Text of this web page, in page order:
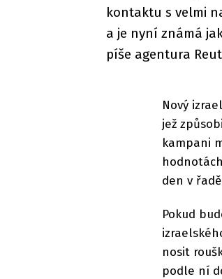
kontaktu s velmi
a je nyní známá
píše agentura
Nový
jež
kampani
den v
Pokud
nosit
podle ní